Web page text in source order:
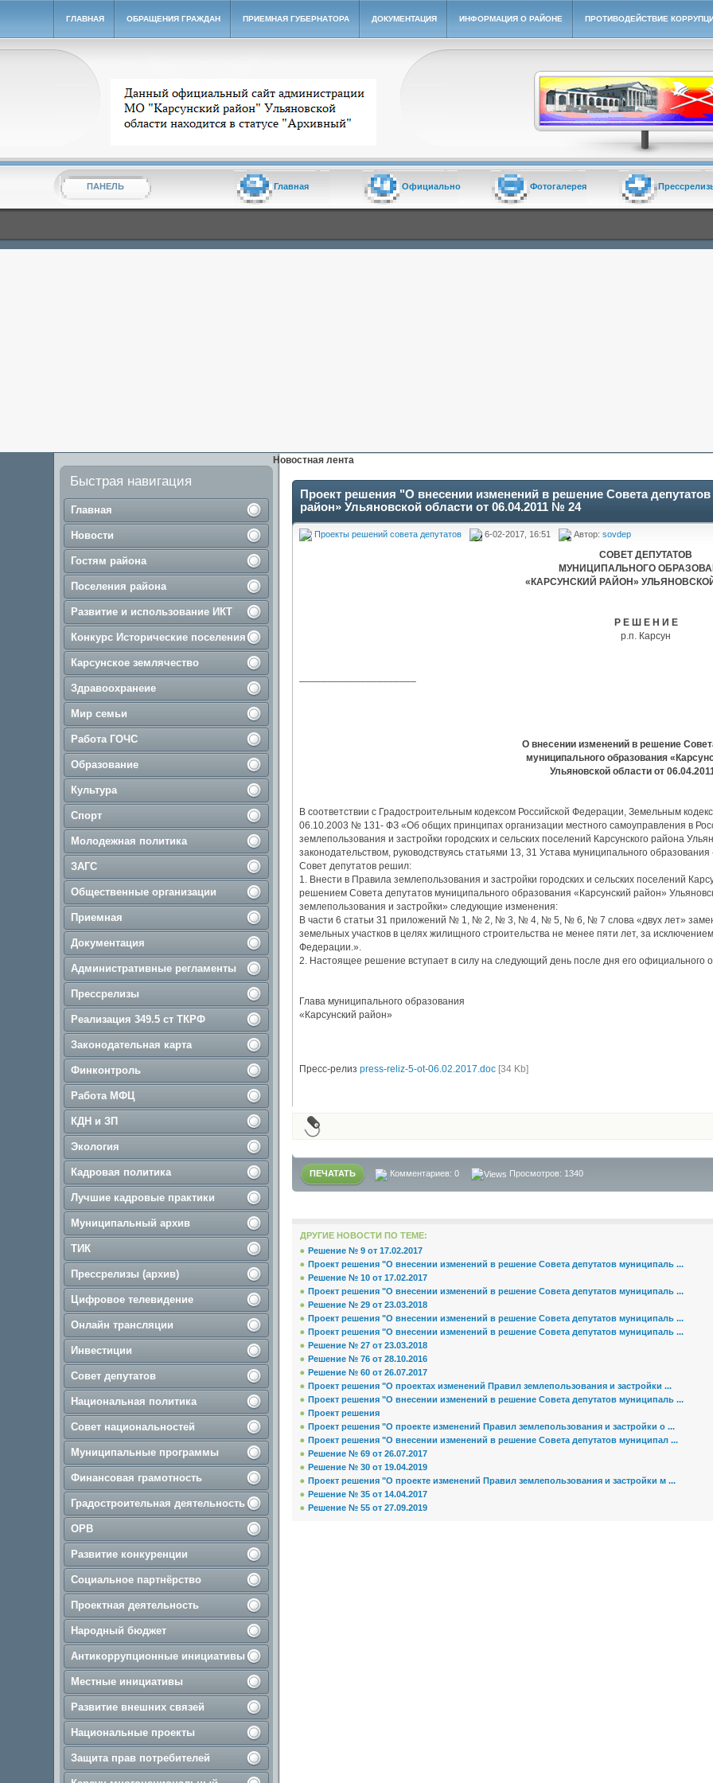
ГЛАВНАЯ ОБРАЩЕНИЯ ГРАЖДАН ПРИЕМНАЯ ГУБЕРНАТОРА ДОКУМЕНТАЦИЯ ИНФОРМАЦИЯ О РАЙОНЕ ПРОТИВОДЕЙСТВИЕ
Архивный сайт администрации МО "Карсунский район"
ПАНЕЛЬ Главная Официально Фотогалерея
Быстрая навигация
Главная
Новости
Гостям района
Поселения района
Развитие и использование ИКТ
Конкурс Исторические поселения
Карсунское землячество
Здравоохранеие
Мир семьи
Работа ГОЧС
Образование
Культура
Спорт
Молодежная политика
ЗАГС
Общественные организации
Приемная
Документация
Административные регламенты
Прессрелизы
Реализация 349.5 ст ТКРФ
Законодательная карта
Финконтроль
Работа МФЦ
КДН и ЗП
Экология
Кадровая политика
Лучшие кадровые практики
Муниципальный архив
ТИК
Прессрелизы (архив)
Цифровое телевидение
Онлайн трансляции
Инвестиции
Совет депутатов
Национальная политика
Совет национальностей
Муниципальные программы
Финансовая грамотность
Градостроительная деятельность
ОРВ
Развитие конкуренции
Социальное партнёрство
Проектная деятельность
Народный бюджет
Антикоррупционные инициативы
Местные инициативы
Развитие внешних связей
Национальные проекты
Защита прав потребителей
Новостная лента
Проект решения "О внесении изменений в решение Совета
район» Ульяновской области от 06.04.2011 № 24
Проекты решений совета депутатов 6-02-2017, 16:51 Автор:sovdep
СОВЕТ ДЕПУТАТОВ
МУНИЦИПАЛЬНОГО
«КАРСУНСКИЙ РАЙОН»
Р Е Ш Е Н И Е
р.п. Карсун
О внесении изменений в решение
муниципального образования
Ульяновской области от
В соответствии с Градостроительным кодексом Российской Федерации, Земельным
06.10.2003 № 131- ФЗ «Об общих принципах организации местного самоуправления в
землепользования и застройки городских и сельских поселений Карсунского района
законодательством, руководствуясь статьями 13, 31 Устава муниципального
Совет депутатов решил:
1. Внести в Правила землепользования и застройки городских и сельских поселений
решением Совета депутатов муниципального образования «Карсунский район»
землепользования и застройки» следующие изменения:
В части 6 статьи 31 приложений № 1, № 2, № 3, № 4, № 5, № 6, № 7 слова «двух лет»
земельных участков в целях жилищного строительства не менее пяти лет, за
Федерации.».
2. Настоящее решение вступает в силу на следующий день после дня его официального
Глава муниципального образования
«Карсунский район»
Пресс-релизpress-reliz-5-ot-06.02.2017.doc [34 Kb]
ПЕЧАТАТЬ Комментариев:0 Просмотров: 1340
ДРУГИЕ НОВОСТИ ПО ТЕМЕ:
Решение № 9 от 17.02.2017
Проект решения "О внесении изменений в решение Совета депутатов муниципаль ...
Решение № 10 от 17.02.2017
Проект решения "О внесении изменений в решение Совета депутатов муниципаль ...
Решение № 29 от 23.03.2018
Проект решения "О внесении изменений в решение Совета депутатов муниципаль ...
Проект решения "О внесении изменений в решение Совета депутатов муниципаль ...
Решение № 27 от 23.03.2018
Решение № 76 от 28.10.2016
Решение № 60 от 26.07.2017
Проект решения "О проектах изменений Правил землепользования и застройки ...
Проект решения "О внесении изменений в решение Совета депутатов муниципаль ...
Проект решения
Проект решения "О проекте изменений Правил землепользования и застройки о ...
Проект решения "О внесении изменений в решение Совета депутатов муниципал ...
Решение № 69 от 26.07.2017
Решение № 30 от 19.04.2019
Проект решения "О проекте изменений Правил землепользования и застройки м ...
Решение № 35 от 14.04.2017
Решение № 55 от 27.09.2019